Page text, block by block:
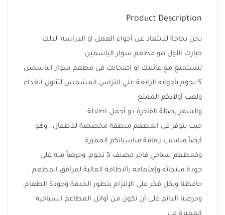
Product Description
نحن بحاجة للابتعاد عن أجواء العمل او الدراسة! لذلك
خيارك الأول هو مطعم سوار الياسمين
لتستمتع مع عائلتك او اصحابك في مطعم سوار الياسمين
5 نجوم بأجوائه الرائعة علي التراس المشمس لتناول الغداء
ولعب أولادكم الممتع
والسهر بصالة الفاخرة ذو أجمل اطلالة
حيث يتوفر في المطعم منطقة مخصصة للأطفال , وهو
أيضاً مناسب لإقامة مناسباتكم المميزة .
وكمطعم سياحي فاخر مصنف 5 نجوم، وحرصاً منه على
جودة منتجاته وإهتمامه بالنظافة العالية لمرافق المطعم ..
حافظنا وبكل فخر على الإلتزام بتطور الخدمة وجودة الطعام،
وحرصنا الدائم على أن نكون من أوائل المطاعم السياحية